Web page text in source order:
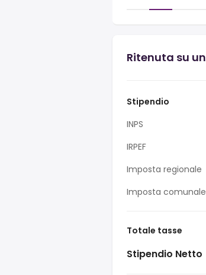
Ritenuta su
Stipendio
INPS
IRPEF
Imposta regionale
Imposta comunale
Totale tasse
Stipendio Netto